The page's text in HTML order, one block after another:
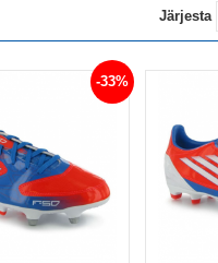
Järjesta
-33%